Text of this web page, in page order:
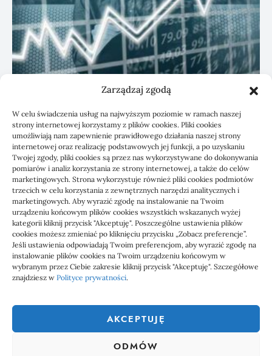
Zarządzaj zgodą
W celu świadczenia usług na najwyższym poziomie w ramach naszej
strony internetowej korzystamy z plików cookies. Pliki cookies
umożliwiają nam zapewnienie prawidłowego działania naszej strony
internetowej oraz realizację podstawowych jej funkcji, a po uzyskaniu
Twojej zgody, pliki cookies są przez nas wykorzystywane do dokonywania
pomiarów i analiz korzystania ze strony internetowej, a także do celów
marketingowych. Strona wykorzystuje również pliki cookies podmiotów
trzecich w celu korzystania z zewnętrznych narzędzi analitycznych i
marketingowych. Aby wyrazić zgodę na instalowanie na Twoim
urządzeniu końcowym plików cookies wszystkich wskazanych wyżej
kategorii kliknij przycisk "Akceptuję". Poszczególne ustawienia plików
cookies możesz zmieniać po kliknięciu przycisku „Zobacz preferencje”.
Jeśli ustawienia odpowiadają Twoim preferencjom, aby wyrazić zgodę na
instalowanie plików cookies na Twoim urządzeniu końcowym w
wybranym przez Ciebie zakresie kliknij przycisk "Akceptuję". Szczegółowe
znajdziesz w Polityce prywatności.
AKCEPTUJĘ
ODMÓW
KSeF: przygotowanie sp. z o.o. z biurem
rachunkowym
1000 WIADOMOŚCI
1000 Wiadomości to miejsce, gdzie każdy powinien znaleźć coś
ciekawego, coś co go zainteresuje. Dlatego właśnie powstał ten
serwis społecznościowy, aby każdy mógł nie tylko czytać ciekawe
Dołącz do nas już teraz, zarejestruj się i dodawał własne treści na